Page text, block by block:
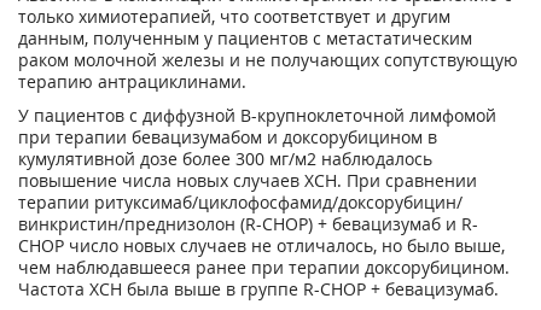
только химиотерапией, что соответствует и другим
данным, полученным у пациентов с метастатическим
раком молочной железы и не получающих сопутствующую
терапию антрациклинами.
У пациентов с диффузной В-крупноклеточной лимфомой
при терапии бевацизумабом и доксорубицином в
кумулятивной дозе более 300 мг/м2 наблюдалось
повышение числа новых случаев ХСН. При сравнении
терапии ритуксимаб/циклофосфамид/доксорубицин/
винкристин/преднизолон (R-CHOP) + бевацизумаб и R-
CHOP число новых случаев не отличалось, но было выше,
чем наблюдавшееся ранее при терапии доксорубицином.
Частота ХСН была выше в группе R-CHOP + бевацизумаб.